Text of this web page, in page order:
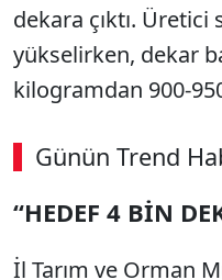
dekara çıktı. Üretici
yükselirken, dekar
kilogramdan 900-
Günün Trend
“HEDEF 4 BİN
İl Tarım ve Orman